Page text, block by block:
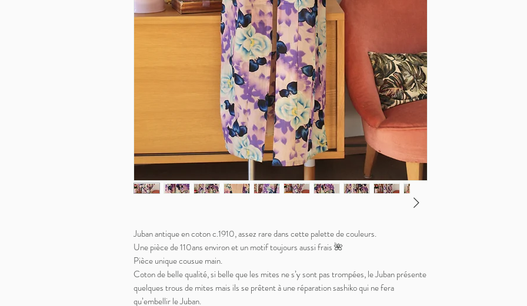
Juban antique en coton c.1910, assez rare dans cette palette de couleurs.
Une pièce de 110ans environ et un motif toujours aussi frais 🌺
Pièce unique cousue main.
Coton de belle qualité, si belle que les mites ne s’y sont pas trompées, le Juban présente
quelques trous de mites mais ils se prêtent à une réparation sashiko qui ne fera
qu’embellir le Juban.